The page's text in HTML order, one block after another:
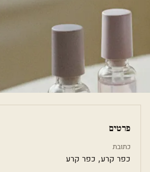
פרטים
כתובת
כפר קרע, כפר קרע